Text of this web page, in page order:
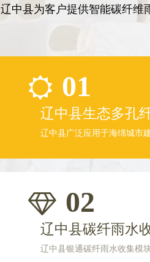
辽中县为客户提供智能碳纤维
01
辽中县生态多孔
辽中县广泛应用于海绵城市
02
辽中县碳纤雨水
辽中县银通碳纤雨水收集模